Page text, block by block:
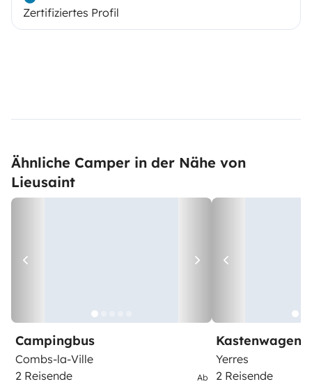
Zertifiziertes Profil
Ähnliche Camper in der Nähe von
Lieusaint
Campingbus
Combs-la-Ville
2 Reisende
Ab
Kastenwagen
Yerres
2 Reisende